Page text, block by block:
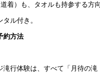
着）も、タオルも持参する
ル付き。
約方法
滝行体験は、すべて「月待の